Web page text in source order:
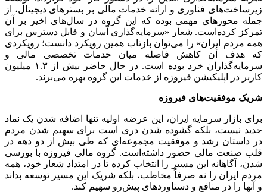
زیرساخت‌های فناوری و ارائه خدمات مالی بر بستر‌های دیجیتال، از
جمله محور‌های مهمی بوده که این گروه در سال‌های اخیر بر آن
تمرکز کرده‌است. شعار «سرمایه‌گذاری آسان و قابل دسترس برای
همه مردم ایران» را می‌توان بازتاب همین رویکرد دانست؛ رویکردی
که هدف آن کاهش فاصله میان خدمات تخصصی مالی و
سرمایه‌گذاران خرد بوده است. در حال حاضر بیش از ۱.۳ میلیون
کاربر در اپلیکیشن فیروزه از خدمات این گروه بهره می‌برند.
شریک موفقیت‌های فیروزه
برای بازار سرمایه ایران، این عرضه اولیه تنها اضافه شدن یک نماد
جدید نیست، بلکه گشوده شدن دری است برای سهیم شدن مردم
در داستان رشد و موفقیت مجموعه‌ای که طی بیش از دو دهه در
قلب صنعت مالی حضور داشته‌است. گروه مالی فیروزه با بورسی
شدن، آگاهانه این مسیر را انتخاب کرده تا در امتداد شعار خود، همه
مردم ایران را نه صرفاً مخاطب، بلکه شریک این مسیر توسعه بداند
و آنها را در منافع و دستاورد‌های پیش‌رو سهیم کند.